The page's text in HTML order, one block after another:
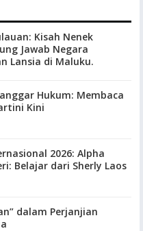
Kisah Nenek
Jawab Negara
Lansia di Maluku.
Hukum: Membaca
Kini
2026: Alpha
Belajar dari Sherly Laos
dalam Perjanjian